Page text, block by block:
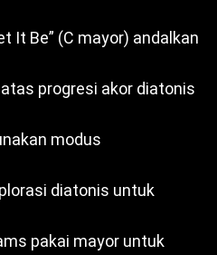
It Be” (C mayor) andalkan
progresi akor diatonis
modus
diatonis untuk
pakai mayor untuk